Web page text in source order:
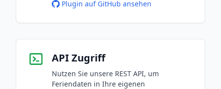
Plugin auf GitHub ansehen
API Zugriff
Nutzen Sie unsere REST API, um
Feriendaten in Ihre eigenen